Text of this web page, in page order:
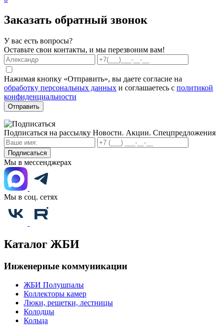
Заказать обратный звонок
У вас есть вопросы?
Оставьте свои контакты, и мы перезвоним вам!
Нажимая кнопку «Отправить», вы даете согласие на
обработку персональных данных и соглашаетесь с политикой
конфиденциальности
Отправить
Подписаться на рассылку Новости. Акции. Спецпредложения
Подписаться
Мы в мессенджерах
Мы в соц. сетях
Каталог ЖБИ
Инженерные коммуникации
ЖБИ Полушпалы
Коллекторы камер
Люки, решетки, лестницы
Колодцы
Кольца